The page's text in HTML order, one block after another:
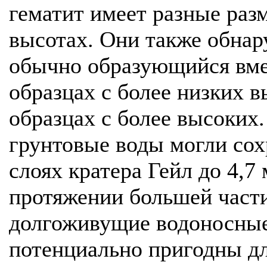
гематит имеет разные
высотах. Они также
обычно образующийся
образцах с более низких
образцах с более
грунтовые воды могли
слоях кратера Гейл до
протяжении большей
долгоживущие
потенциально пригодны